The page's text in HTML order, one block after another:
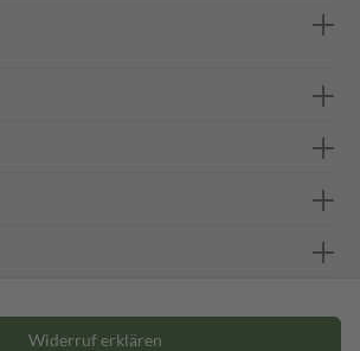
Widerruf erklären